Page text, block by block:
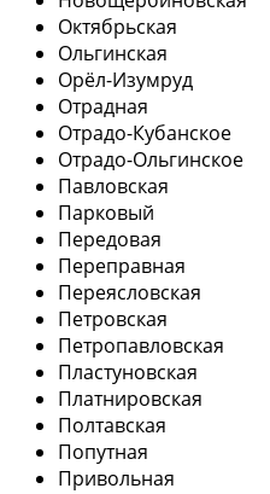
Октябрьская
Ольгинская
Орёл-Изумруд
Отрадная
Отрадо-Кубанское
Отрадо-Ольгинское
Павловская
Парковый
Передовая
Переправная
Переясловская
Петровская
Петропавловская
Пластуновская
Платнировская
Полтавская
Попутная
Привольная